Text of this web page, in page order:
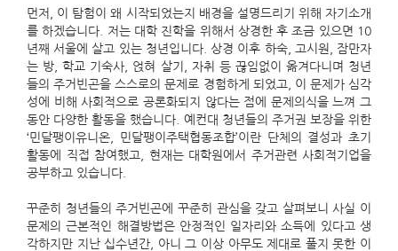
먼저, 이 탐험이 왜 시작되었는지 배경을 설명드리기 위해 자기소개
를 하겠습니다. 저는 대학 진학을 위해서 상경한 후 조금 있으면 10
년째 서울에 살고 있는 청년입니다. 상경 이후 하숙, 고시원, 잠만자
는 방, 학교 기숙사, 얹혀 살기, 자취 등 끊임없이 옮겨다니며 청년
들의 주거빈곤을 스스로의 문제로 경험하게 되었고, 이 문제가 심각
성에 비해 사회적으로 공론화되지 않다는 점에 문제의식을 느껴 그
동안 다양한 활동을 했습니다. 예컨대 청년들의 주거권 보장을 위한
‘민달팽이유니온, 민달팽이주택협동조합’이란 단체의 결성과 초기
활동에 직접 참여했고, 현재는 대학원에서 주거관련 사회적기업을
공부하고 있습니다.
꾸준히 청년들의 주거빈곤에 꾸준히 관심을 갖고 살펴보니 사실 이
문제의 근본적인 해결방법은 안정적인 일자리와 소득에 있다고 생
각하지만 지난 십수년간, 아니 그 이상 아무도 제대로 풀지 못한 이